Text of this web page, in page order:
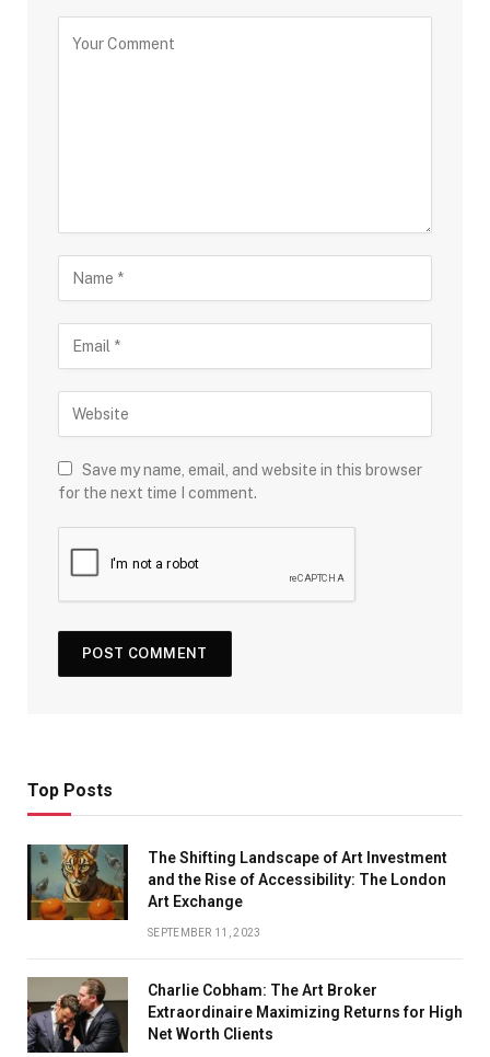
Save my name, email, and website in this browser
for the next time I comment.
Top Posts
The Shifting Landscape of Art Investment
and the Rise of Accessibility: The London
Art Exchange
SEPTEMBER 11, 2023
Charlie Cobham: The Art Broker
Extraordinaire Maximizing Returns for High
Net Worth Clients